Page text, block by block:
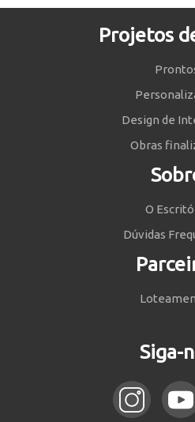
Projetos
Design de
Obras
O
Dúvidas
Siga-